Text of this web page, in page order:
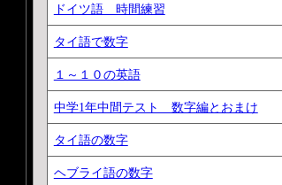
ドイツ語 時間練習
タイ語で数字
１～１０の英語
中学1年中間テスト 数字編とおまけ
タイ語の数字
ヘブライ語の数字